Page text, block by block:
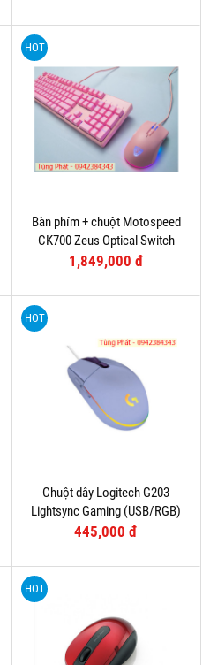
HOT
Bàn phím + chuột Motospeed
CK700 Zeus Optical Switch
(Hồng)
1,849,000 đ
HOT
Chuột dây Logitech G203
Lightsync Gaming (USB/RGB)
Tím
445,000 đ
HOT